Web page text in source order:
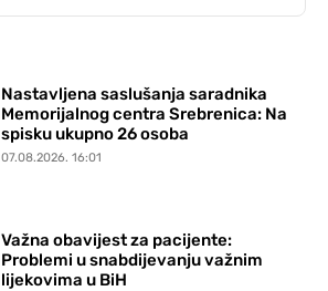
Nastavljena saslušanja saradnika
Memorijalnog centra Srebrenica: Na
spisku ukupno 26 osoba
07.08.2026. 16:01
Važna obavijest za pacijente:
Problemi u snabdijevanju važnim
lijekovima u BiH